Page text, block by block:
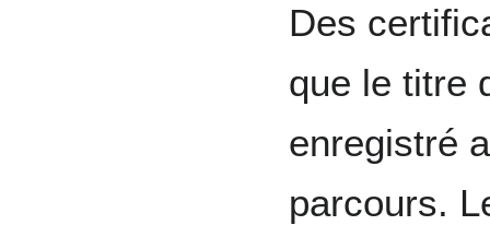
Des
que le titre
enregistré
parcours.